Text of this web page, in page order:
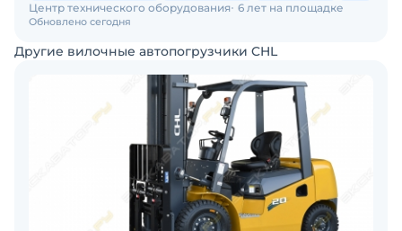
Обновлено сегодня
Центр технического оборудования 6 лет на площадке
Другие вилочные автопогрузчики CHL